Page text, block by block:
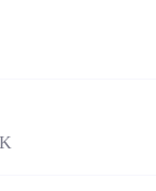
DC-DC变换器
合光伏最大功
策略，确保在
母线电压稳
，验证了控制策